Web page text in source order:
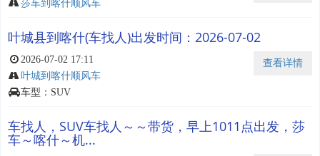
莎车到喀什顺风车
叶城县到喀什(车找人)出发时间：2026-07-02
查看详情
2026-07-02 17:11
叶城到喀什顺风车
车型：SUV
车找人，SUV车找人～～带货，早上1011点出发，莎
车～喀什～机...